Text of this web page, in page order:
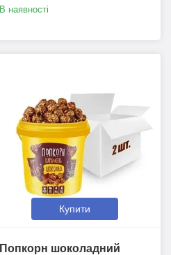
В наявності
Купити
Попкорн шоколадний